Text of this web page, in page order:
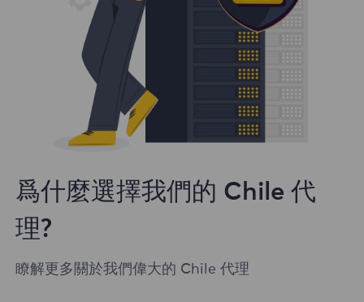
爲什麼選擇我們的 Chile 代
理?
瞭解更多關於我們偉大的 Chile 代理